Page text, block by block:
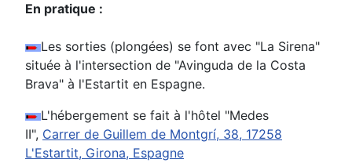
En pratique :
Les sorties (plongées) se font avec "La Sirena"
située à l'intersection de "Avinguda de la Costa
Brava" à l'Estartit en Espagne.
L'hébergement se fait à l'hôtel "Medes
II", Carrer de Guillem de Montgrí, 38, 17258
L'Estartit, Girona, Espagne